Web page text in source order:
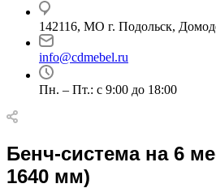
142116, МО г. Подольск,
info@cdmebel.ru
Пн. – Пт.: с 9:00 до 18:00
Бенч-система на 6
1640 мм)